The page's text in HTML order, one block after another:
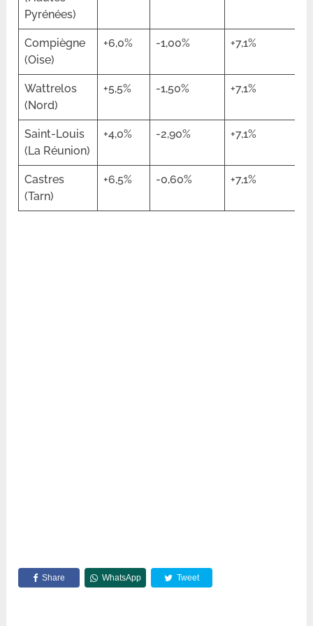
Pyrénées)
Compiègne
(Oise)
+6,0% -1,00% +7,1%
Wattrelos
(Nord)
+5,5% -1,50% +7,1%
Saint-Louis
(La Réunion)
+4,0% -2,90% +7,1%
Castres
(Tarn)
+6,5% -0,60% +7,1%
Share WhatsApp Tweet